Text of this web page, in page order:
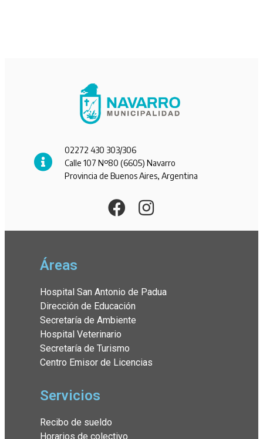
02272 430 303/306
Calle 107 Nº80 (6605) Navarro
Provincia de Buenos Aires, Argentina
Áreas
Hospital San Antonio de Padua
Dirección de Educación
Secretaría de Ambiente
Hospital Veterinario
Secretaría de Turismo
Centro Emisor de Licencias
Servicios
Recibo de sueldo
Horarios de colectivo